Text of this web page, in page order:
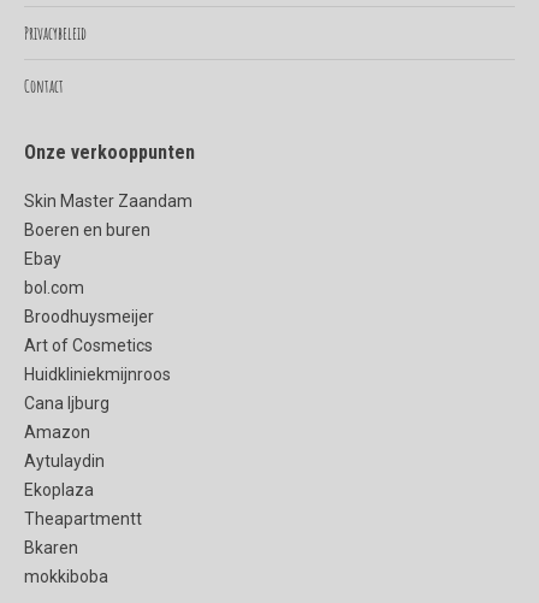
Privacybeleid
Contact
Onze verkooppunten
Skin Master Zaandam
Boeren en buren
Ebay
bol.com
Broodhuysmeijer
Art of Cosmetics
Huidkliniekmijnroos
Cana Ijburg
Amazon
Aytulaydin
Ekoplaza
Theapartmentt
Bkaren
mokkiboba